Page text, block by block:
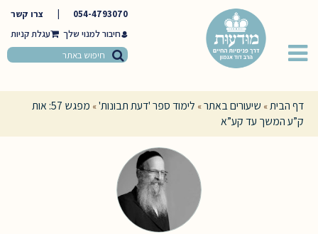
054-4793070
צרו קשר
חיבור למנוי שלך
דף הבית» שיעורים באתר» לימוד ספר 'דעת תבונות'»
מפגש 57: אות
ק”ע המשך עד קע”א